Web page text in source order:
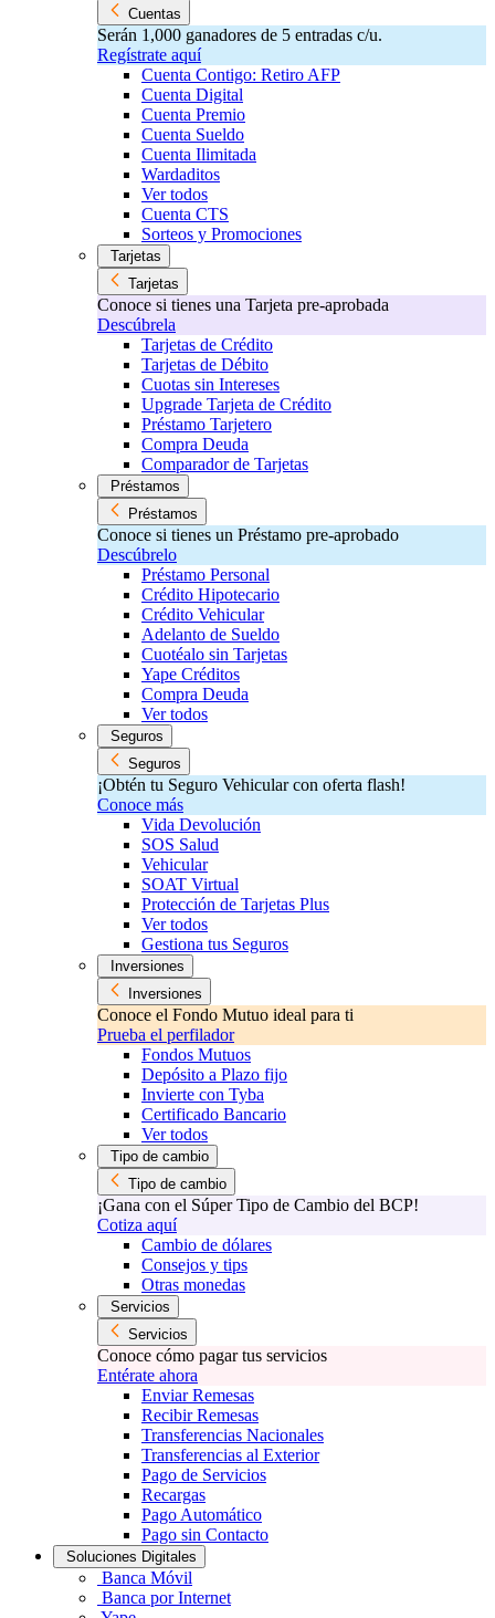
Cuentas
Serán 1,000 ganadores de 5 entradas c/u.
Regístrate aquí
Cuenta Contigo: Retiro AFP
Cuenta Digital
Cuenta Premio
Cuenta Sueldo
Cuenta Ilimitada
Wardaditos
Ver todos
Cuenta CTS
Sorteos y Promociones
Tarjetas
Tarjetas
Conoce si tienes una Tarjeta pre-aprobada
Descúbrela
Tarjetas de Crédito
Tarjetas de Débito
Cuotas sin Intereses
Upgrade Tarjeta de Crédito
Préstamo Tarjetero
Compra Deuda
Comparador de Tarjetas
Préstamos
Préstamos
Conoce si tienes un Préstamo pre-aprobado
Descúbrelo
Préstamo Personal
Crédito Hipotecario
Crédito Vehicular
Adelanto de Sueldo
Cuotéalo sin Tarjetas
Yape Créditos
Compra Deuda
Ver todos
Seguros
Seguros
¡Obtén tu Seguro Vehicular con oferta flash!
Conoce más
Vida Devolución
SOS Salud
Vehicular
SOAT Virtual
Protección de Tarjetas Plus
Ver todos
Gestiona tus Seguros
Inversiones
Inversiones
Conoce el Fondo Mutuo ideal para ti
Prueba el perfilador
Fondos Mutuos
Depósito a Plazo fijo
Invierte con Tyba
Certificado Bancario
Ver todos
Tipo de cambio
Tipo de cambio
¡Gana con el Súper Tipo de Cambio del BCP!
Cotiza aquí
Cambio de dólares
Consejos y tips
Otras monedas
Servicios
Servicios
Conoce cómo pagar tus servicios
Entérate ahora
Enviar Remesas
Recibir Remesas
Transferencias Nacionales
Transferencias al Exterior
Pago de Servicios
Recargas
Pago Automático
Pago sin Contacto
Soluciones Digitales
Banca Móvil
Banca por Internet